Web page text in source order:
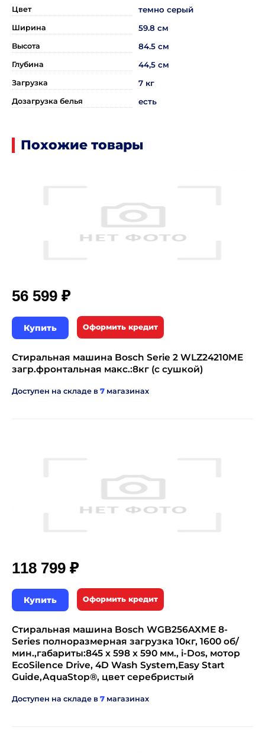
Цвет темно серый
Ширина 59.8 см
Высота 84.5 см
Глубина 44,5 см
Загрузка 7 кг
Дозагрузка белья есть
Похожие товары
56 599 ₽
Купить Оформить кредит
Стиральная машина Bosch Serie 2 WLZ24210ME
загр.фронтальная макс.:8кг (с сушкой)
Доступен на складе в 7 магазинах
118 799 ₽
Купить Оформить кредит
Стиральная машина Bosch WGB256AXME 8-
Series полноразмерная загрузка 10кг, 1600 об/
мин.,габариты:845 x 598 x 590 мм., i-Dos, мотор
EcoSilence Drive, 4D Wash System,Easy Start
Guide,AquaStop®, цвет серебристый
Доступен на складе в 7 магазинах